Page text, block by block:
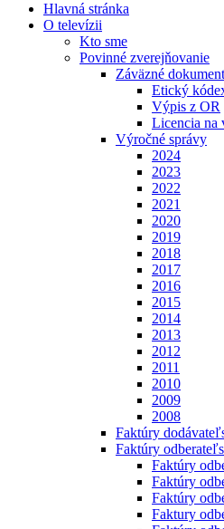
Hlavná stránka
O televízii
Kto sme
Povinné zverejňovanie
Záväzné
Etický
Výpis z OR
Licencia na
Výročné správy
2024
2023
2022
2021
2020
2019
2018
2017
2016
2015
2014
2013
2012
2011
2010
2009
2008
Faktúry
Faktúry
Faktúry
Faktúry
Faktúry
Faktury